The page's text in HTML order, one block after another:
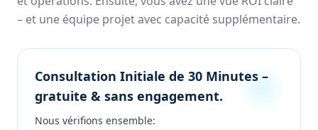
– et une équipe projet avec capacité supplémentaire.
Consultation Initiale de 30 Minutes –
gratuite & sans engagement.
Nous vérifions ensemble: